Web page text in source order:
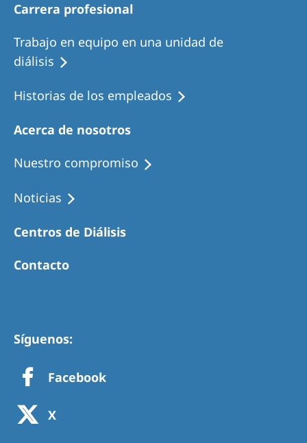
Carrera profesional
Trabajo en equipo en una unidad de
diálisis
Historias de los empleados
Acerca de nosotros
Nuestro compromiso
Noticias
Centros de Diálisis
Contacto
Síguenos:
Facebook
X